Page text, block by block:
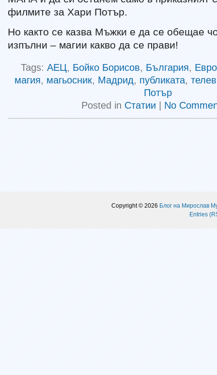
филмите за Хари Потър.
Но както се казва Мъжки е да се обещае
изпълни – магии какво да се прави!
Tags:АЕЦ,Бойко Борисов,България,
магия,магьосник,Мадрид,публиката,
Потър
Posted inСтатии|No
Copyright © 2026 Блог на Мирослав
Entries